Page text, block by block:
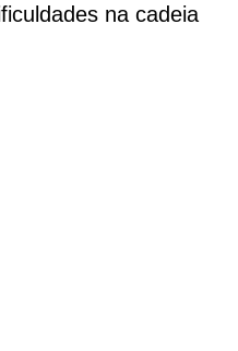
na cadeia